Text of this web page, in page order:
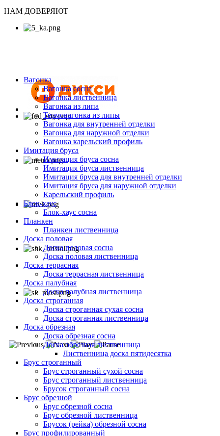
НАМ ДОВЕРЯЮТ
Вагонка
Вагонка сосна
Вагонка лиственница
Вагонка из липа
Термовагонка из липы
Вагонка для внутренней отделки
Вагонка для наружной отделки
Вагонка карельский профиль
Имитация бруса
Имитация бруса сосна
Имитация бруса лиственница
Имитация бруса для внутренней отделки
Имитация бруса для наружной отделки
Карельский профиль
Блок-хаус
Блок-хаус сосна
Планкен
Планкен лиственница
Доска половая
Доска половая сосна
Доска половая лиственница
Доска террасная
Доска террасная лиственница
Доска палубная
Доска палубная лиственница
Доска строганная
Доска строганная сухая сосна
Доска строганная лиственница
Доска обрезная
Доска обрезная сосна
Доска обрезная лиственница
Лиственница доска пятидесятка
Брус строганный
Брус строганный сухой сосна
Брус строганный лиственница
Брусок строганный сосна
Брус обрезной
Брус обрезной сосна
Брус обрезной лиственница
Брусок (рейка) обрезной сосна
Брус профилированный